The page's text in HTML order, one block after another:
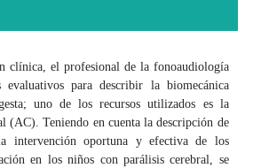
clínica, el profesional de la fonoaudiología
evaluativos para describir la biomecánica
uno de los recursos utilizados es la
(AC). Teniendo en cuenta la descripción de
intervención oportuna y efectiva de los
en los niños con parálisis cerebral, se